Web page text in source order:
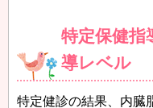
特定保健指
導レベル
特定健診の結果、内臓